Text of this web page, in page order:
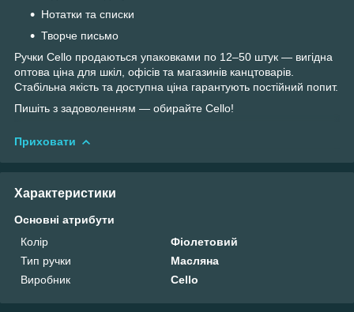
Нотатки та списки
Творче письмо
Ручки Cello продаються упаковками по 12–50 штук — вигідна
оптова ціна для шкіл, офісів та магазинів канцтоварів.
Стабільна якість та доступна ціна гарантують постійний попит.
Пишіть з задоволенням — обирайте Cello!
Приховати
Характеристики
Основні атрибути
Колір
Фіолетовий
Тип ручки
Масляна
Виробник
Cello